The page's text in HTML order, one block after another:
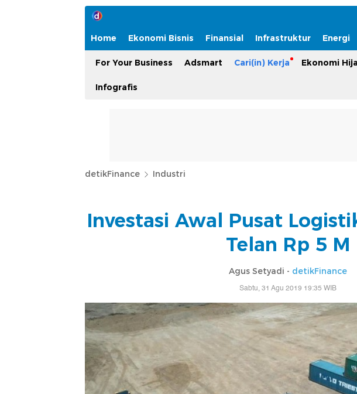
Home Ekonomi Bisnis Finansial Infrastruktur Energi
For Your Business Adsmart Cari(in) Kerja Ekonomi
Infografis
detikFinance Industri
Investasi Awal Pusat
Telan Rp 5 M
Agus Setyadi - detikFinance
Sabtu, 31 Agu 2019 19:35 WIB